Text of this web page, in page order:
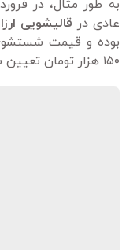
عادی در قالیشویی
۱۵۰ هزار تومان تعیین شده است.